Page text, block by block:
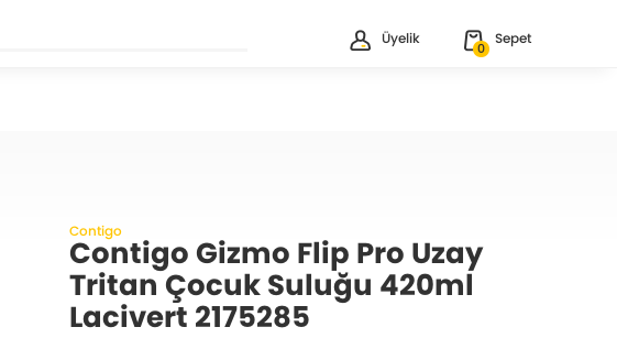
Üyelik
0
Sepet
Contigo
Contigo Gizmo Flip Pro Uzay
Tritan Çocuk Suluğu 420ml
Lacivert 2175285